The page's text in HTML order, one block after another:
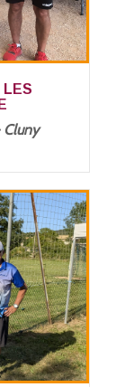
LES
Cluny